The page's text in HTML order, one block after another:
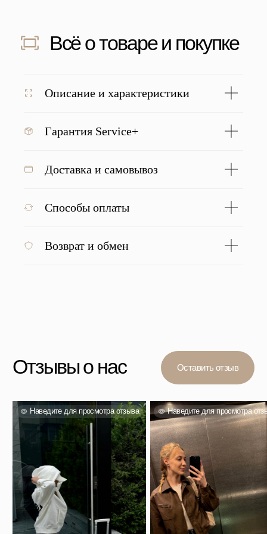
Описание и характеристики
Гарантия Service+
Доставка и самовывоз
Способы оплаты
Возврат и обмен
Напишите отзыв о нас в соц. сетях
и получите скидку 500 руб на заказ
Проверенный выбор тысяч покупателей
Вас также могут
заинтересовать